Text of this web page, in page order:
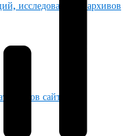
исследований и архивов
сайта